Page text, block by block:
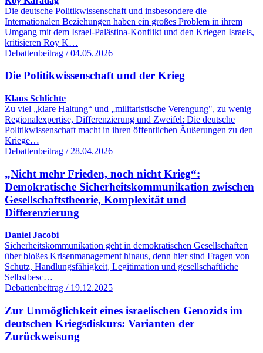
Die deutsche Politikwissenschaft und insbesondere die
Internationalen Beziehungen haben ein großes Problem in ihrem
Umgang mit dem Israel-Palästina-Konflikt und den Kriegen Israels,
kritisieren Roy K…
Debattenbeitrag / 04.05.2026
Die Politikwissenschaft und der Krieg
Klaus Schlichte
Zu viel „klare Haltung“ und „militaristische Verengung", zu wenig
Regionalexpertise, Differenzierung und Zweifel: Die deutsche
Politikwissenschaft macht in ihren öffentlichen Äußerungen zu den
Kriege…
Debattenbeitrag / 28.04.2026
„Nicht mehr Frieden, noch nicht Krieg“:
Demokratische Sicherheitskommunikation zwischen
Gesellschaftstheorie, Komplexität und
Differenzierung
Daniel Jacobi
Sicherheitskommunikation geht in demokratischen Gesellschaften
über bloßes Krisenmanagement hinaus, denn hier sind Fragen von
Schutz, Handlungsfähigkeit, Legitimation und gesellschaftliche
Selbstbesc…
Debattenbeitrag / 19.12.2025
Zur Unmöglichkeit eines israelischen Genozids im
deutschen Kriegsdiskurs: Varianten der
Zurückweisung